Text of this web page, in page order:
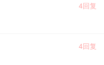
4回复
4回复